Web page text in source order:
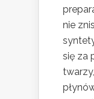
nie
się za